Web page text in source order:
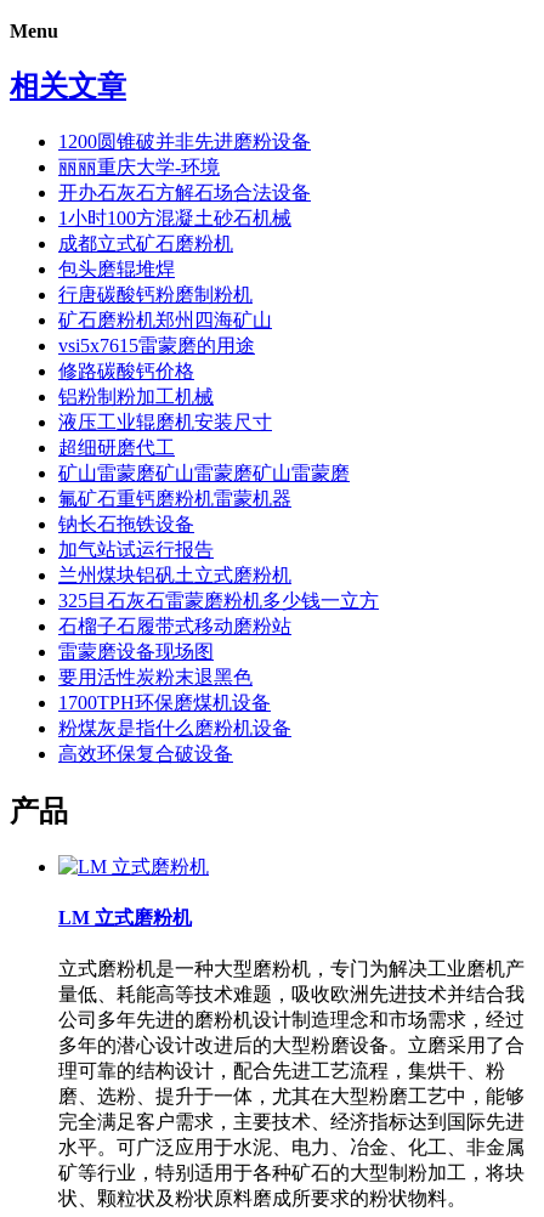
Menu
相关文章
1200圆锥破并非先进磨粉设备
丽丽重庆大学-环境
开办石灰石方解石场合法设备
1小时100方混凝土砂石机械
成都立式矿石磨粉机
包头磨辊堆焊
行唐碳酸钙粉磨制粉机
矿石磨粉机郑州四海矿山
vsi5x7615雷蒙磨的用途
修路碳酸钙价格
铝粉制粉加工机械
液压工业辊磨机安装尺寸
超细研磨代工
矿山雷蒙磨矿山雷蒙磨矿山雷蒙磨
氟矿石重钙磨粉机雷蒙机器
钠长石拖铁设备
加气站试运行报告
兰州煤块铝矾土立式磨粉机
325目石灰石雷蒙磨粉机多少钱一立方
石榴子石履带式移动磨粉站
雷蒙磨设备现场图
要用活性炭粉末退黑色
1700TPH环保磨煤机设备
粉煤灰是指什么磨粉机设备
高效环保复合破设备
产品
LM 立式磨粉机
立式磨粉机是一种大型磨粉机，专门为解决工业磨机产
量低、耗能高等技术难题，吸收欧洲先进技术并结合我
公司多年先进的磨粉机设计制造理念和市场需求，经过
多年的潜心设计改进后的大型粉磨设备。立磨采用了合
理可靠的结构设计，配合先进工艺流程，集烘干、粉
磨、选粉、提升于一体，尤其在大型粉磨工艺中，能够
完全满足客户需求，主要技术、经济指标达到国际先进
水平。可广泛应用于水泥、电力、冶金、化工、非金属
矿等行业，特别适用于各种矿石的大型制粉加工，将块
状、颗粒状及粉状原料磨成所要求的粉状物料。